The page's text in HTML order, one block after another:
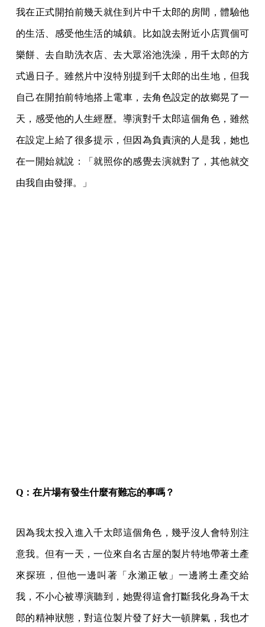
我在正式開拍前幾天就住到片中千太郎的房間，體驗他
的生活、感受他生活的城鎮。比如說去附近小店買個可
樂餅、去自助洗衣店、去大眾浴池洗澡，用千太郎的方
式過日子。雖然片中沒特別提到千太郎的出生地，但我
自己在開拍前特地搭上電車，去角色設定的故鄉晃了一
天，感受他的人生經歷。導演對千太郎這個角色，雖然
在設定上給了很多提示，但因為負責演的人是我，她也
在一開始就說：「就照你的感覺去演就對了，其他就交
由我自由發揮。」
Q ：在片場有發生什麼有難忘的事嗎？
因為我太投入進入千太郎這個角色，幾乎沒人會特別注
意我。但有一天，一位來自名古屋的製片特地帶著土產
來探班，但他一邊叫著「永瀨正敏」一邊將土產交給
我，不小心被導演聽到，她覺得這會打斷我化身為千太
郎的精神狀態，對這位製片發了好大一頓脾氣，我也才